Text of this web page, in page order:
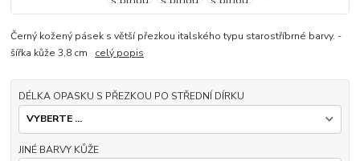
Černý kožený pásek s větší přezkou italského typu starostříbrné barvy. -
šířka kůže 3,8 cm celý popis
DÉLKA OPASKU S PŘEZKOU PO STŘEDNÍ DÍRKU
JINÉ BARVY KŮŽE